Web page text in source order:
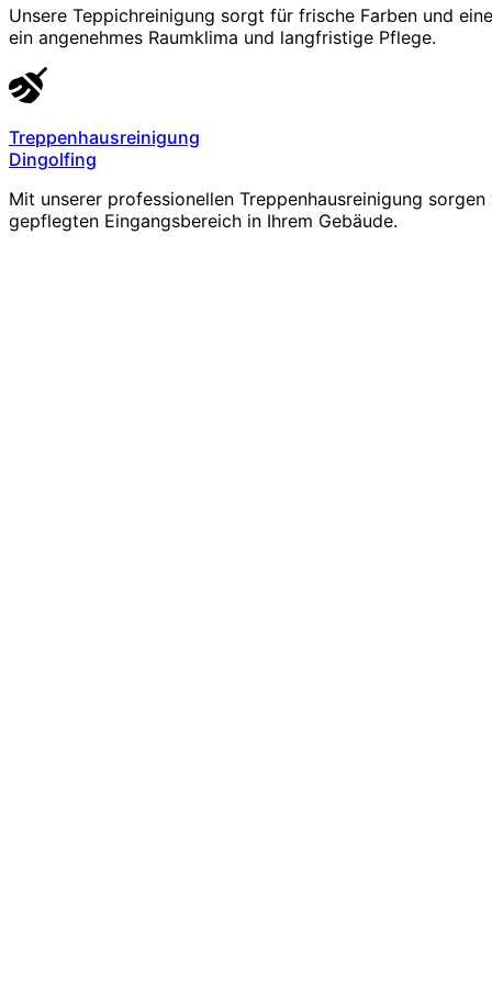
Unsere Teppichreinigung sorgt für frische Farben und
ein angenehmes Raumklima und langfristige Pflege.
Treppenhausreinigung
Dingolfing
Mit unserer professionellen Treppenhausreinigung
gepflegten Eingangsbereich in Ihrem Gebäude.